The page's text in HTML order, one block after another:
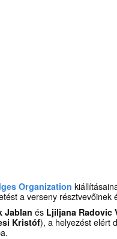
Organization
a verseny résztvevőinek
Jablan és Ljiljana Radovic
Kristóf), a helyezést elért